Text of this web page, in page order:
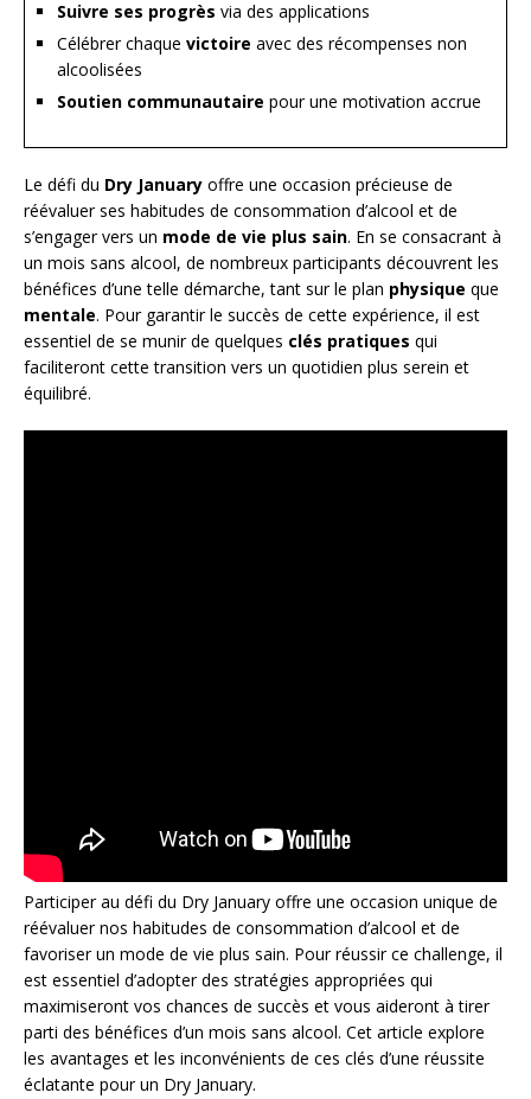
Suivre ses progrès via des applications
Célébrer chaque victoire avec des récompenses non
alcoolisées
Soutien communautaire pour une motivation accrue
Le défi du Dry January offre une occasion précieuse de
réévaluer ses habitudes de consommation d’alcool et de
s’engager vers un mode de vie plus sain. En se consacrant à
un mois sans alcool, de nombreux participants découvrent les
bénéfices d’une telle démarche, tant sur le plan physique que
mentale. Pour garantir le succès de cette expérience, il est
essentiel de se munir de quelques clés pratiques qui
faciliteront cette transition vers un quotidien plus serein et
équilibré.
Participer au défi du Dry January offre une occasion unique de
réévaluer nos habitudes de consommation d’alcool et de
favoriser un mode de vie plus sain. Pour réussir ce challenge, il
est essentiel d’adopter des stratégies appropriées qui
maximiseront vos chances de succès et vous aideront à tirer
parti des bénéfices d’un mois sans alcool. Cet article explore
les avantages et les inconvénients de ces clés d’une réussite
éclatante pour un Dry January.